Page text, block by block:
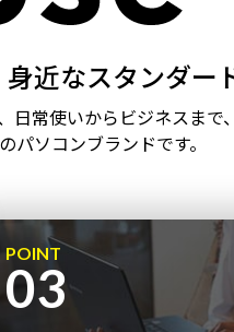
近なスタンダー
日常使いからビジネスまで、
パソコンブランドです。
POINT
03